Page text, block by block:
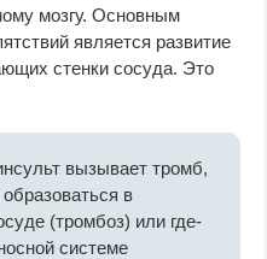
мозгу. Основным
является развитие
стенки сосуда. Это
вызывает тромб,
в
(тромбоз) или где-
системе